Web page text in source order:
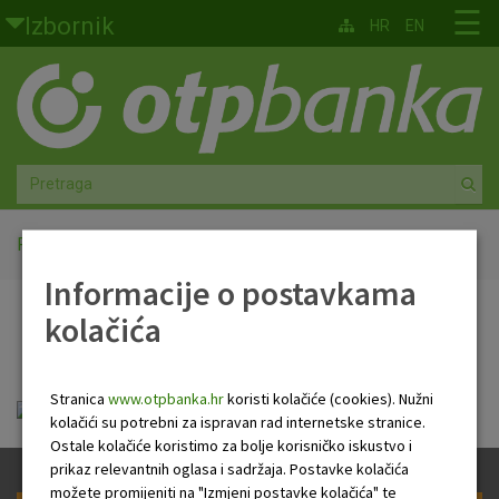
Skoči na glavni sadržaj
Izbornik
Građani
Privatno bankarstvo
Agro
Mala poduzeća i obrtnici
Srednja i velika poduzeća
Faktoring
O nama
☰
HR EN
Početna
HR Newsletter
hr_newsletter_06_02_2019.pdf
Informacije o postavkama
kolačića
Stranica www.otpbanka.hrkoristi kolačiće (cookies). Nužni
kolačići su potrebni za ispravan rad internetske stranice.
Ostale kolačiće koristimo za bolje korisničko iskustvo i
prikaz relevantnih oglasa i sadržaja. Postavke kolačića
možete promijeniti na "Izmjeni postavke kolačića" te